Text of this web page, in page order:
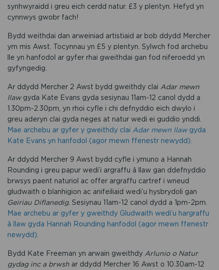
synhwyraidd i greu eich cerdd natur. £3 y plentyn. Hefyd yn
cynnwys gwobr fach!
Bydd weithdai dan arweiniad artistiaid ar bob ddydd Mercher
ym mis Awst. Tocynnau yn £5 y plentyn. Sylwch fod archebu
lle yn hanfodol ar gyfer rhai gweithdai gan fod niferoedd yn
gyfyngedig.
Ar ddydd Mercher 2 Awst bydd gweithdy clai Adar mewn
llawgyda Kate Evans gyda sesiynau 11am-12 canol dydd a
1.30pm-2.30pm, yn rhoi cyfle i chi defnyddio eich dwylo i
greu aderyn clai gyda neges at natur wedi ei guddio ynddi.
Mae archebu ar gyfer y gweithdy clai Adar mewn llawgyda
Kate Evans yn hanfodol (agor mewn ffenestr newydd).
Ar ddydd Mercher 9 Awst bydd cyfle i ymuno a Hannah
Rounding i greu papur wedi’i argraffu â llaw gan ddefnyddio
brwsys paent naturiol ac offer argraffu cartref i wneud
gludwaith o blanhigion ac anifeiliaid wedi’u hysbrydoli gan
Geiriau Diflanedig. Sesiynau 11am-12 canol dydd a 1pm-2pm.
Mae archebu ar gyfer y gweithdy Gludwaith wedi’u hargraffu
â llaw gyda Hannah Rounding hanfodol (agor mewn ffenestr
newydd).
Bydd Kate Freeman yn arwain gweithdy Arlunio o Natur
gydag inc a brwsh ar ddydd Mercher 16 Awst o 10.30am-12